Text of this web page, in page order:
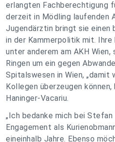
erlangten Fachberechtigung
derzeit in Mödling laufenden
Jugendärztin bringt sie einen
in der Kammerpolitik mit.
unter anderem am AKH
Ringen um ein gegen
Spitalswesen in Wien, „damit
Kollegen überzeugen
Haninger-Vacariu.
„Ich bedanke mich bei
Engagement als
eineinhalb Jahre. Ebenso